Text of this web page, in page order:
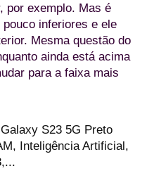
por exemplo. Mas é
inferiores e ele
Mesma questão do
ainda está acima
para a faixa mais
S23 5G Preto
Inteligência Artificial,